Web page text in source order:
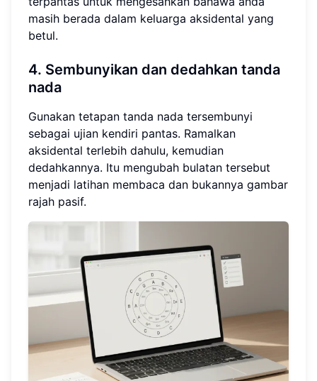
masih berada dalam keluarga aksidental yang
betul.
4. Sembunyikan dan dedahkan tanda
nada
Gunakan tetapan tanda nada tersembunyi
sebagai ujian kendiri pantas. Ramalkan
aksidental terlebih dahulu, kemudian
dedahkannya. Itu mengubah bulatan tersebut
menjadi latihan membaca dan bukannya gambar
rajah pasif.